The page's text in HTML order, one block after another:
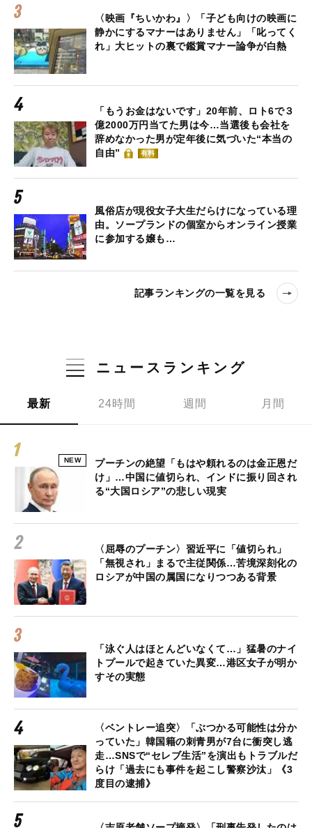
〈映画『ちいかわ』〉「子ども向けの映画に
静かにするマナーはありません」「叱ってく
れ」大ヒットの裏で鑑賞マナー論争が白熱
「もうお金はないです」20年前、ロト6で３
億2000万円当てた男は今…当選後も会社を
辞めなかった男が定年後に気づいた“本当の
自由”
有料
風俗店が現役女子大生だらけになっている理
由。ソープランドの個室からオンライン授業
に参加する嬢も…
記事ランキングの一覧を見る
ニュースランキング
最新 24時間 週間 月間
NEW
プーチンの絶望「もはや頼れるのは金正恩だ
け」…中国に値切られ、インドに振り回され
る“大国ロシア”の悲しい現実
〈屈辱のプーチン〉習近平に「値切られ」
「無視され」まるで主従関係…苦境深刻化の
ロシアが中国の属国になりつつある背景
「泳ぐ人はほとんどいなくて…」猛暑のナイ
トプールで起きていた異変…港区女子が明か
すその実態
〈ベントレー追突〉「ぶつかる可能性は分か
っていた」韓国籍の刺青男が7台に衝突し逃
走…SNSで“セレブ生活”を演出もトラブルだ
らけ「過去にも事件を起こし警察沙汰」《3
度目の逮捕》